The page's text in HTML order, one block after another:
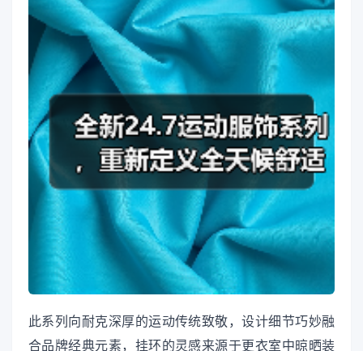
此系列向耐克深厚的运动传统致敬，设计细节巧妙融
合品牌经典元素，挂环的灵感来源于更衣室中晾晒装